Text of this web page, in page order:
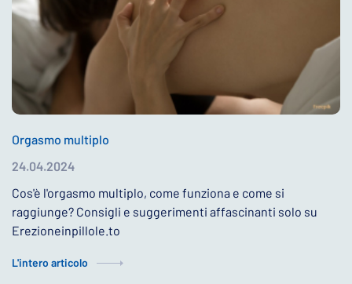
Orgasmo multiplo
24.04.2024
Cos'è l'orgasmo multiplo, come funziona e come si
raggiunge? Consigli e suggerimenti affascinanti solo su
Erezioneinpillole.to
L'intero articolo